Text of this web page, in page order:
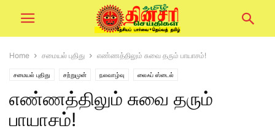
Home சமையல் புதிது எண்ணத்திலும் சுவை தரும் பாயாசம்!
சமையல் புதிது சற்றுமுன் நலவாழ்வு லைஃப் ஸ்டைல்
எண்ணத்திலும் சுவை தரும்
பாயாசம்!